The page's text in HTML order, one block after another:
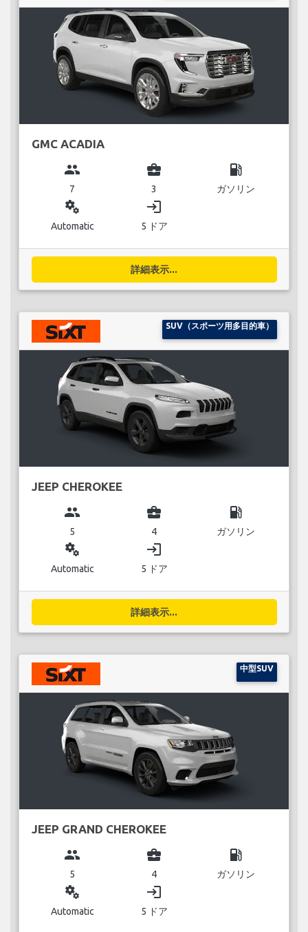
GMC ACADIA
group
7
business_center
3
local_gas_station
ガソリン
miscellaneous_services
Automatic
login
5 ドア
詳細表示...
SUV（スポーツ用多目的車）
JEEP CHEROKEE
group
5
business_center
4
local_gas_station
ガソリン
miscellaneous_services
Automatic
login
5 ドア
詳細表示...
中型SUV
JEEP GRAND CHEROKEE
group
5
business_center
4
local_gas_station
ガソリン
miscellaneous_services
Automatic
login
5 ドア